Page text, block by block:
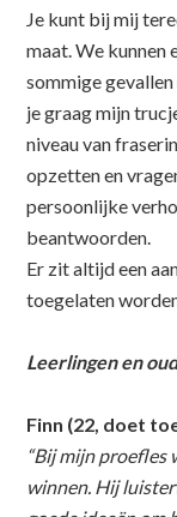
Je kunt bij mij
maat. We kunnen
sommige
je graag mijn
niveau van
opzetten en
persoonlijke
beantwoorden.
Er zit altijd een
toegelaten
Leerlingen en
Finn (22, doet
“Bij mijn proefles
winnen. Hij